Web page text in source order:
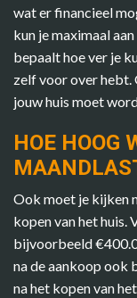
wat er financieel
kun je maximaal
bepaalt hoe ver je
zelf voor over hebt.
jouw huis moet
HOE HOOG
Ook moet je kijken
kopen van het huis.
bijvoorbeeld
na de aankoop ook
na het kopen van